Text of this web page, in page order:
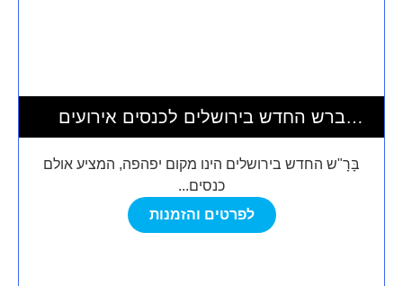
ברש החדש בירושלים לכנסים אירועים
השתלמויות וסדנאות
בָּרָ"ש החדש בירושלים הינו מקום יפהפה, המציע אולם
כנסים...
לפרטים והזמנות